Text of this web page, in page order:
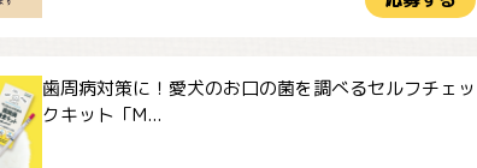
歯周病対策に！愛犬のお口の菌を調べるセルフチェッ
クキット「M...